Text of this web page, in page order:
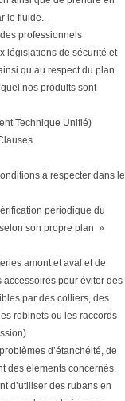
le fluide.
professionnels
législations de sécurité et
qu’au respect du plan
nos produits sont
Technique Unifié)
à respecter dans le
périodique du
son propre plan »
amont et aval et de
pour éviter des
par des colliers, des
robinets ou les raccords
d’étanchéité, de
des éléments concernés.
d’utiliser des rubans en